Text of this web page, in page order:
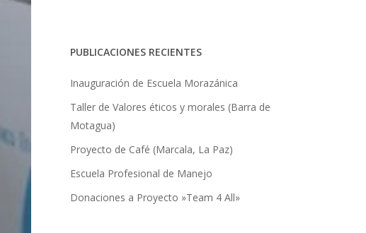
PUBLICACIONES RECIENTES
Inauguración de Escuela Morazánica
Taller de Valores éticos y morales (Barra de
Motagua)
Proyecto de Café (Marcala, La Paz)
Escuela Profesional de Manejo
Donaciones a Proyecto »Team 4 All»